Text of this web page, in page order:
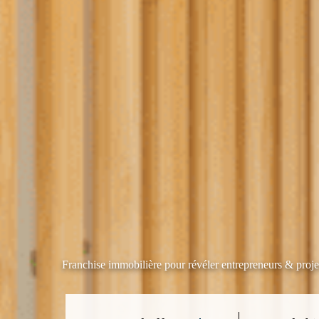
Franchise immobilière pour révéler entrepreneurs &